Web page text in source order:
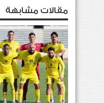
مقالات مشابهة